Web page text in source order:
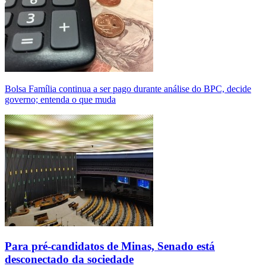
Bolsa Família continua a ser pago durante análise do BPC, decide
governo; entenda o que muda
Para pré-candidatos de Minas, Senado está
desconectado da sociedade